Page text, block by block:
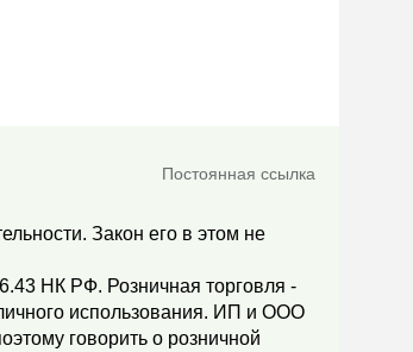
Постоянная ссылка
Закон его в этом не
НК РФ. Розничная торговля -
использования. ИП и ООО
говорить о розничной